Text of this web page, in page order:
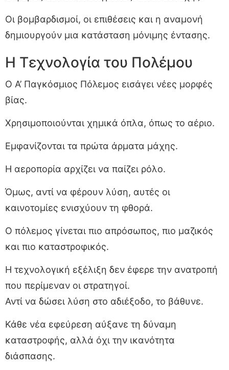
Οι βομβαρδισμοί, οι επιθέσεις και η αναμονή
δημιουργούν μια κατάσταση μόνιμης έντασης.
Η Τεχνολογία του Πολέμου
Ο Α’ Παγκόσμιος Πόλεμος εισάγει νέες μορφές
βίας.
Χρησιμοποιούνται χημικά όπλα, όπως το αέριο.
Εμφανίζονται τα πρώτα άρματα μάχης.
Η αεροπορία αρχίζει να παίζει ρόλο.
Όμως, αντί να φέρουν λύση, αυτές οι
καινοτομίες ενισχύουν τη φθορά.
Ο πόλεμος γίνεται πιο απρόσωπος, πιο μαζικός
και πιο καταστροφικός.
Η τεχνολογική εξέλιξη δεν έφερε την ανατροπή
που περίμεναν οι στρατηγοί.
Αντί να δώσει λύση στο αδιέξοδο, το βάθυνε.
Κάθε νέα εφεύρεση αύξανε τη δύναμη
καταστροφής, αλλά όχι την ικανότητα
διάσπασης.